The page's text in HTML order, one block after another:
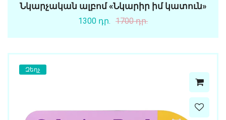
Նկարչական ալբոմ «Նկարիր իմ կատուն»
1300 դր. 1700 դր.
Զեղչ